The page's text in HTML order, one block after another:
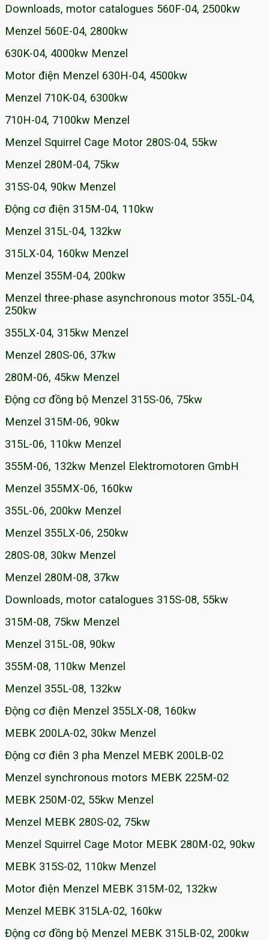
Downloads, motor catalogues 560F-04, 2500kw
Menzel 560E-04, 2800kw
630K-04, 4000kw Menzel
Motor điện Menzel 630H-04, 4500kw
Menzel 710K-04, 6300kw
710H-04, 7100kw Menzel
Menzel Squirrel Cage Motor 280S-04, 55kw
Menzel 280M-04, 75kw
315S-04, 90kw Menzel
Động cơ điện 315M-04, 110kw
Menzel 315L-04, 132kw
315LX-04, 160kw Menzel
Menzel 355M-04, 200kw
Menzel three-phase asynchronous motor 355L-04,
250kw
355LX-04, 315kw Menzel
Menzel 280S-06, 37kw
280M-06, 45kw Menzel
Động cơ đồng bộ Menzel 315S-06, 75kw
Menzel 315M-06, 90kw
315L-06, 110kw Menzel
355M-06, 132kw Menzel Elektromotoren GmbH
Menzel 355MX-06, 160kw
355L-06, 200kw Menzel
Menzel 355LX-06, 250kw
280S-08, 30kw Menzel
Menzel 280M-08, 37kw
Downloads, motor catalogues 315S-08, 55kw
315M-08, 75kw Menzel
Menzel 315L-08, 90kw
355M-08, 110kw Menzel
Menzel 355L-08, 132kw
Động cơ điện Menzel 355LX-08, 160kw
MEBK 200LA-02, 30kw Menzel
Động cơ điên 3 pha Menzel MEBK 200LB-02
Menzel synchronous motors MEBK 225M-02
MEBK 250M-02, 55kw Menzel
Menzel MEBK 280S-02, 75kw
Menzel Squirrel Cage Motor MEBK 280M-02, 90kw
MEBK 315S-02, 110kw Menzel
Motor điện Menzel MEBK 315M-02, 132kw
Menzel MEBK 315LA-02, 160kw
Động cơ đồng bộ Menzel MEBK 315LB-02, 200kw